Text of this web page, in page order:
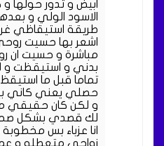
ابيض و تدور حولها
الاسود الولي و
طريقة استيقاظي
اشعر بها حسيت
مباشرة و حسيت
بدني و استيقظت و
تماما قبل ما
حصلي يعني كاني
و لكن كان حقيقي
لك قصدي بشكل
زواجي متعطله و